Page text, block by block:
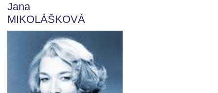
Jana
MIKOLÁŠKOVÁ